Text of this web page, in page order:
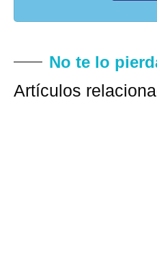
No te lo
Artículos